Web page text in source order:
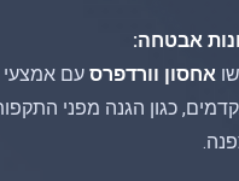
אבטחה:
אחסון וורדפרס עם